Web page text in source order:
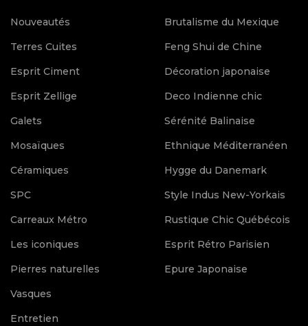
Nouveautés
Terres Cuites
Esprit Ciment
Esprit Zellige
Galets
Mosaïques
Céramiques
SPC
Carreaux Métro
Les iconiques
Pierres naturelles
Vasques
Entretien
Brutalisme du Mexique
Feng Shui de Chine
Décoration japonaise
Deco Indienne chic
Sérénité Balinaise
Ethnique Méditerranéen
Hygge du Danemark
Style Indus New-Yorkais
Rustique Chic Québécois
Esprit Rétro Parisien
Epure Japonaise